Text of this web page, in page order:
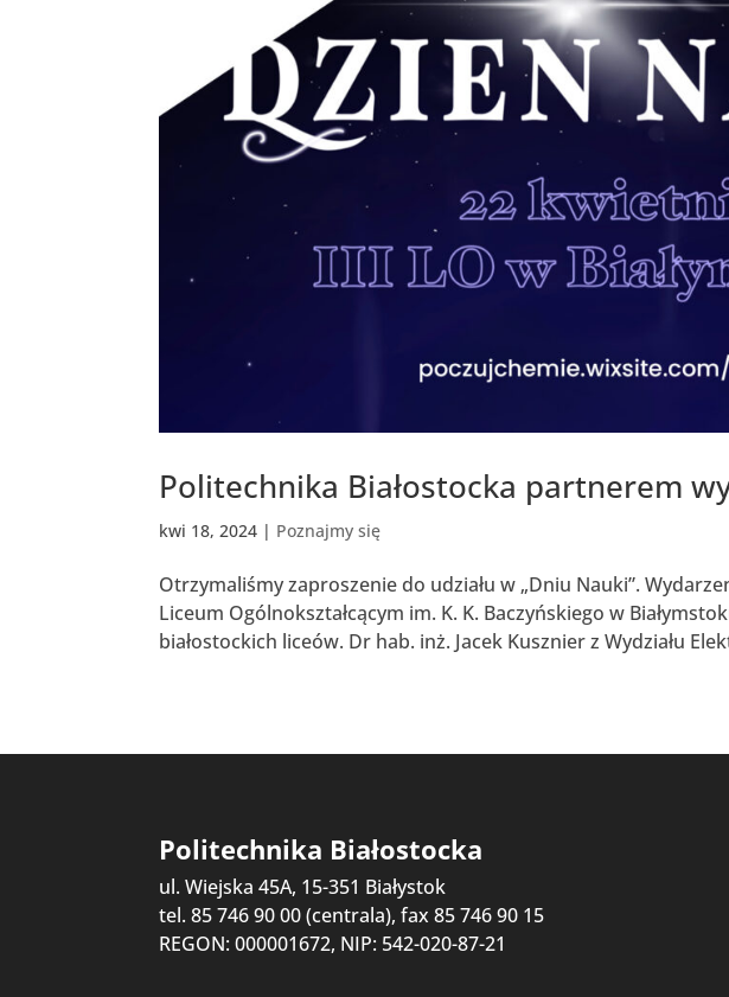
Politechnika Białostocka partnerem
kwi 18, 2024 | Poznajmy się
Otrzymaliśmy zaproszenie do udziału w „Dniu Nauki”.
Liceum Ogólnokształcącym im. K. K. Baczyńskiego w
białostockich liceów. Dr hab. inż. Jacek Kusznier z Wydziału
Politechnika Białostocka
ul. Wiejska 45A, 15-351 Białystok
tel. 85 746 90 00 (centrala), fax 85 746 90 15
REGON: 000001672, NIP: 542-020-87-21